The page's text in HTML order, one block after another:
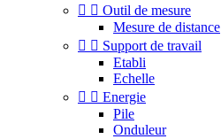
  Outil de mesure
Mesure de distance
  Support de travail
Etabli
Echelle
  Energie
Pile
Onduleur